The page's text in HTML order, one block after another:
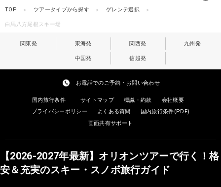
TOP ツアータイプから探す ゲレンデ選択
白馬八方尾根スキー場
関東発 東海発 関西発 九州発
中国発 信越発
お電話でのご予約・お問い合わせ
国内旅行条件 サイトマップ 標識・約款
会社概要
プライバシーポリシー
よくある質問
国内旅行条件(PDF)
画面共有サポート
【2026-2027年最新】オリオンツアーで行く！格
安＆充実のスキー・スノボ旅行ガイド